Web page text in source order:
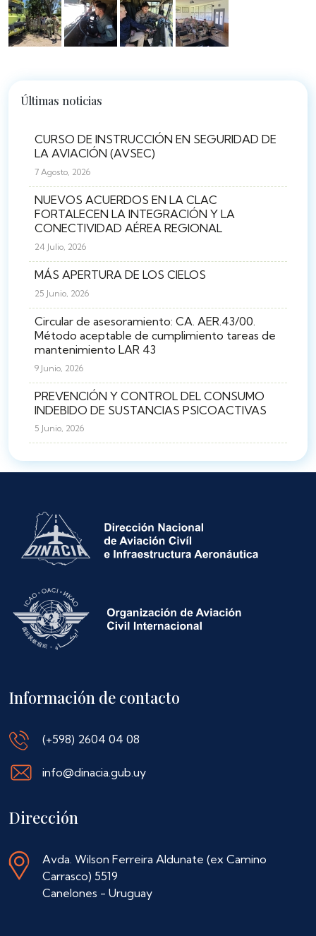
Últimas noticias
CURSO DE INSTRUCCIÓN EN SEGURIDAD DE
LA AVIACIÓN (AVSEC)
7 Agosto, 2026
NUEVOS ACUERDOS EN LA CLAC
FORTALECEN LA INTEGRACIÓN Y LA
CONECTIVIDAD AÉREA REGIONAL
24 Julio, 2026
MÁS APERTURA DE LOS CIELOS
25 Junio, 2026
Circular de asesoramiento: CA. AER.43/00.
Método aceptable de cumplimiento tareas de
mantenimiento LAR 43
9 Junio, 2026
PREVENCIÓN Y CONTROL DEL CONSUMO
INDEBIDO DE SUSTANCIAS PSICOACTIVAS
5 Junio, 2026
Información de contacto
(+598) 2604 04 08
info@dinacia.gub.uy
Dirección
Avda. Wilson Ferreira Aldunate (ex Camino
Carrasco) 5519
Canelones - Uruguay